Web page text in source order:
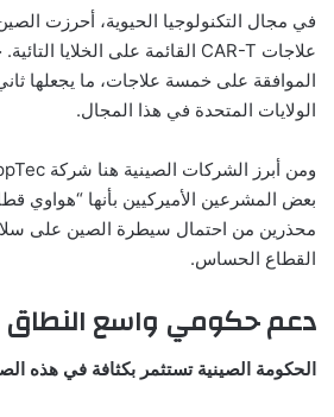
في مجال التكنولوجيا الحيوية، أحرزت
الموافقة على خمسة علاجات، ما يجعلها
الولايات المتحدة في هذا المجال.
بعض المشرعين الأميركيين بأنها “هواوي
محذرين من احتمال سيطرة الصين على
القطاع الحساس.
دعم حكومي واسع النطاق
الحكومة الصينية تستثمر بكثافة في هذه